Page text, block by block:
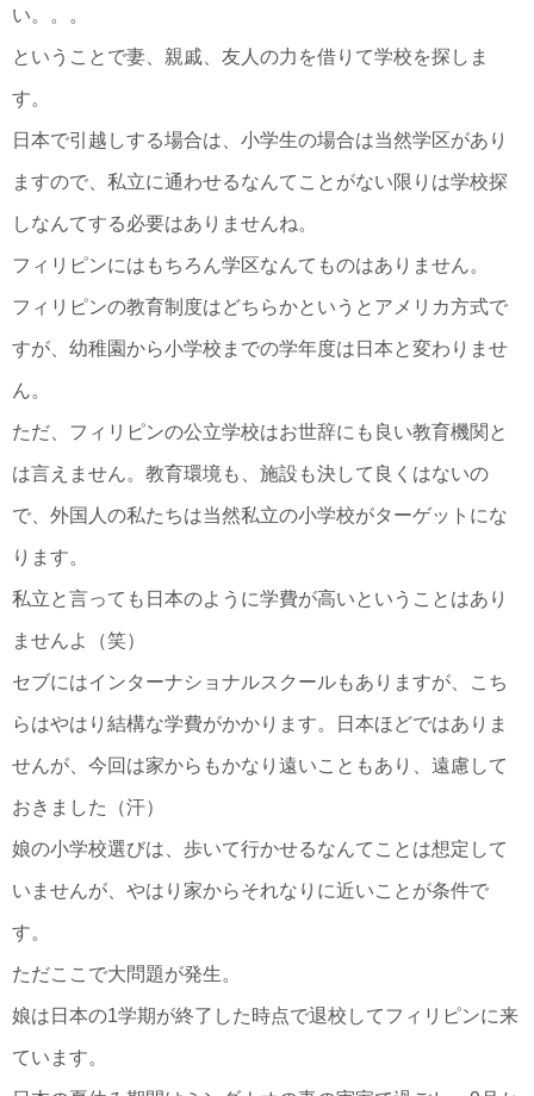
い。。。
ということで妻、親戚、友人の力を借りて学校を探しま
す。
日本で引越しする場合は、小学生の場合は当然学区があり
ますので、私立に通わせるなんてことがない限りは学校探
しなんてする必要はありませんね。
フィリピンにはもちろん学区なんてものはありません。
フィリピンの教育制度はどちらかというとアメリカ方式で
すが、幼稚園から小学校までの学年度は日本と変わりませ
ん。
ただ、フィリピンの公立学校はお世辞にも良い教育機関と
は言えません。教育環境も、施設も決して良くはないの
で、外国人の私たちは当然私立の小学校がターゲットにな
ります。
私立と言っても日本のように学費が高いということはあり
ませんよ（笑）
セブにはインターナショナルスクールもありますが、こち
らはやはり結構な学費がかかります。日本ほどではありま
せんが、今回は家からもかなり遠いこともあり、遠慮して
おきました（汗）
娘の小学校選びは、歩いて行かせるなんてことは想定して
いませんが、やはり家からそれなりに近いことが条件で
す。
ただここで大問題が発生。
娘は日本の1学期が終了した時点で退校してフィリピンに来
ています。